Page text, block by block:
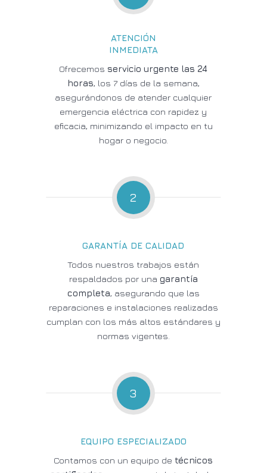
ATENCIÓN
INMEDIATA
Ofrecemos servicio urgente las 24
horas, los 7 días de la semana,
asegurándonos de atender cualquier
emergencia eléctrica con rapidez y
eficacia, minimizando el impacto en tu
hogar o negocio.
2
GARANTÍA DE CALIDAD
Todos nuestros trabajos están
respaldados por una garantía
completa, asegurando que las
reparaciones e instalaciones realizadas
cumplan con los más altos estándares y
normas vigentes.
3
EQUIPO ESPECIALIZADO
Contamos con un equipo de técnicos